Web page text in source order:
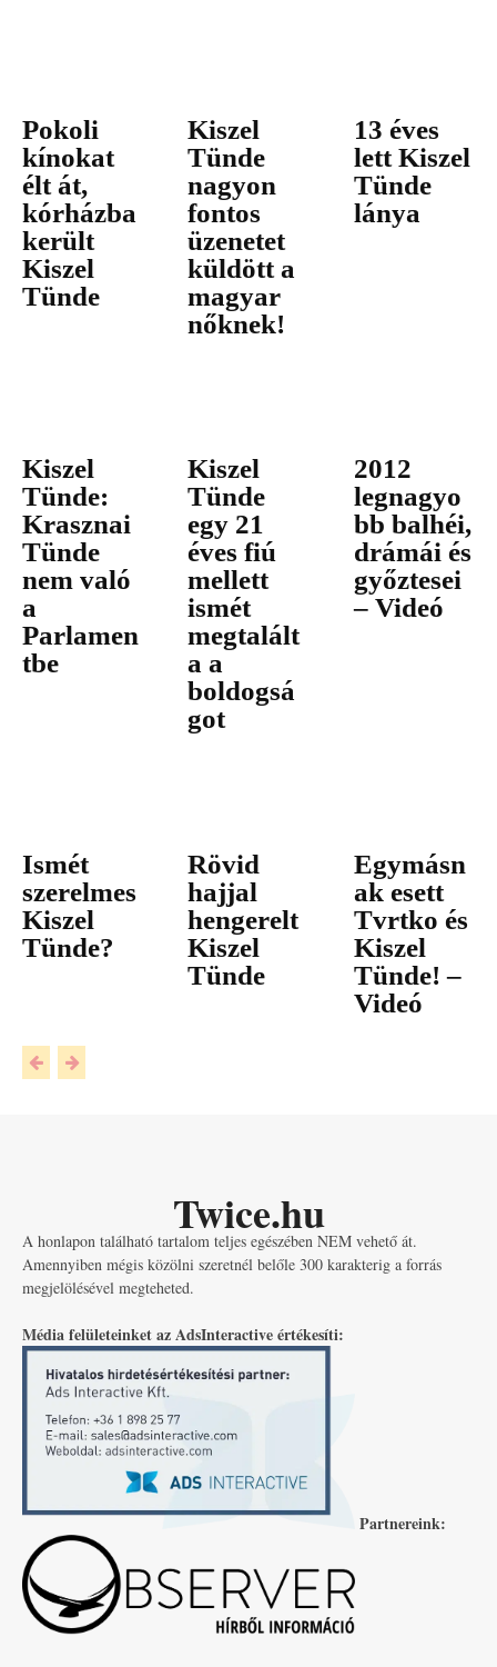
Pokoli
kínokat
élt át,
kórházba
került
Kiszel
Tünde
Kiszel
Tünde
nagyon
fontos
üzenetet
küldött a
magyar
nőknek!
13 éves
lett Kiszel
Tünde
lánya
Kiszel
Tünde:
Krasznai
Tünde
nem való
a
Parlamen
tbe
Kiszel
Tünde
egy 21
éves fiú
mellett
ismét
megtalált
a a
boldogsá
got
2012
legnagyo
bb balhéi,
drámái és
győztesei
– Videó
Ismét
szerelmes
Kiszel
Tünde?
Rövid
hajjal
hengerelt
Kiszel
Tünde
Egymásn
ak esett
Tvrtko és
Kiszel
Tünde! –
Videó
Twice.hu
A honlapon található tartalom teljes egészében NEM vehető át.
Amennyiben mégis közölni szeretnél belőle 300 karakterig a forrás
megjelölésével megteheted.
Média felületeinket az AdsInteractive értékesíti:
Partnereink: